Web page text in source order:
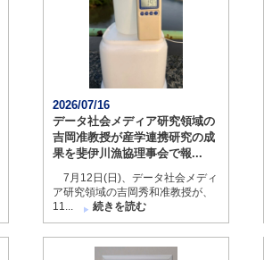
2026/07/16
データ社会メディア研究領域の
吉岡准教授が産学連携研究の成
果を斐伊川漁協理事会で報...
7月12日(日)、データ社会メディ
ア研究領域の吉岡秀和准教授が、
11...
続きを読む